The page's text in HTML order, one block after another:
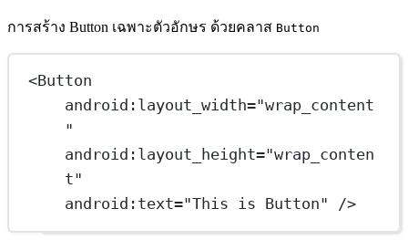
การสร้าง Button เฉพาะตัวอักษร ด้วยคลาส Button
<Button
android:layout_width="wrap_content
"
android:layout_height="wrap_conten
t"
android:text="This is Button" />